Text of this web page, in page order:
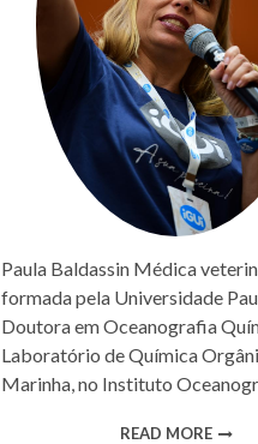
Paula Baldassin Médica
formada pela Universidade
Doutora em Oceanografia
Laboratório de Química
Marinha, no Instituto
READ MORE